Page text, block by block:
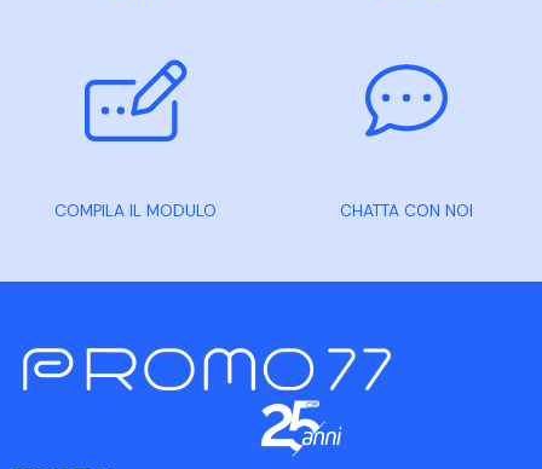
COMPILA IL MODULO CHATTA CON NOI